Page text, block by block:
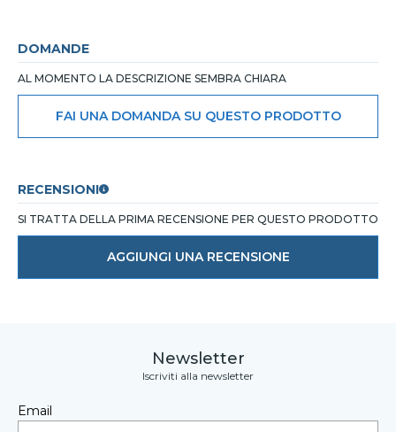
DOMANDE
AL MOMENTO LA DESCRIZIONE SEMBRA CHIARA
FAI UNA DOMANDA SU QUESTO PRODOTTO
RECENSIONI
SI TRATTA DELLA PRIMA RECENSIONE PER QUESTO PRODOTTO
AGGIUNGI UNA RECENSIONE
Newsletter
Iscriviti alla newsletter
Email